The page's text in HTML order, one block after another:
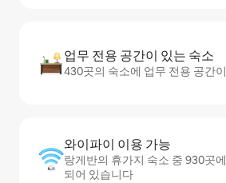
업무 전용 공간이 있는 숙소
430곳의 숙소에 업무 전용 공간
와이파이 이용 가능
랑게반의 휴가지 숙소 중 930곳
되어 있습니다